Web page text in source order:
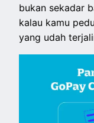
bukan sekadar
kalau kamu
yang udah